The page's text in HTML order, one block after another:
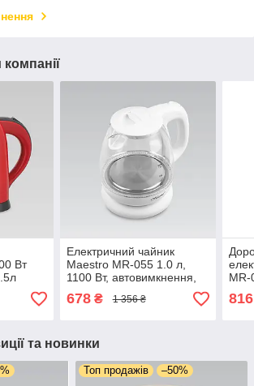
компанії
Вт
Електричний чайник
Maestro MR-055 1.0 л,
1100 Вт, автовимкнення,
захист від перегрівання,
678₴ 1 356 ₴
MR-
816
та новинки
Топ продажів –50%